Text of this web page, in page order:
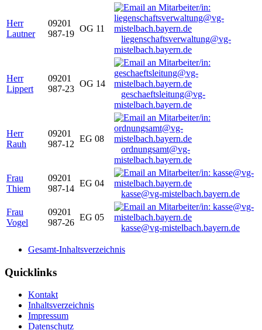
Herr
Lautner
09201
987-19
OG 11
liegenschaftsverwaltung@vg-
mistelbach.bayern.de
Herr
Lippert
09201
987-23
OG 14
geschaeftsleitung@vg-
mistelbach.bayern.de
Herr
Rauh
09201
987-12
EG 08
ordnungsamt@vg-
mistelbach.bayern.de
Frau
Thiem
09201
987-14
EG 04
kasse@vg-mistelbach.bayern.de
Frau
Vogel
09201
987-26
EG 05
kasse@vg-mistelbach.bayern.de
Gesamt-Inhaltsverzeichnis
Quicklinks
Kontakt
Inhaltsverzeichnis
Impressum
Datenschutz